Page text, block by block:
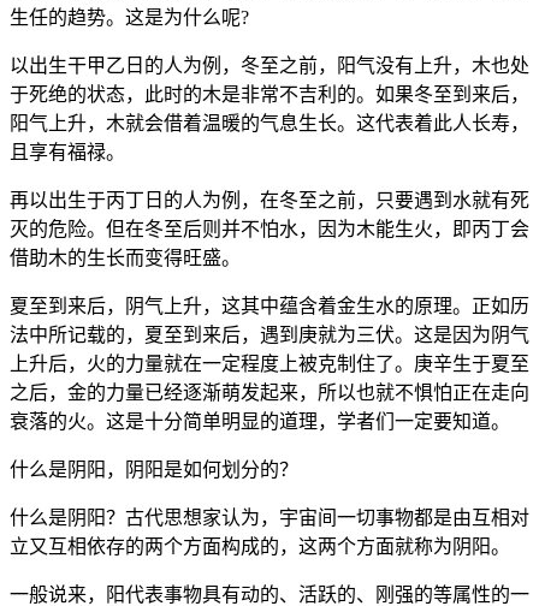
生任的趋势。这是为什么呢?
以出生干甲乙日的人为例，冬至之前，阳气没有上升，木也处
于死绝的状态，此时的木是非常不吉利的。如果冬至到来后，
阳气上升，木就会借着温暖的气息生长。这代表着此人长寿，
且享有福禄。
再以出生于丙丁日的人为例，在冬至之前，只要遇到水就有死
灭的危险。但在冬至后则并不怕水，因为木能生火，即丙丁会
借助木的生长而变得旺盛。
夏至到来后，阴气上升，这其中蕴含着金生水的原理。正如历
法中所记载的，夏至到来后，遇到庚就为三伏。这是因为阴气
上升后，火的力量就在一定程度上被克制住了。庚辛生于夏至
之后，金的力量已经逐渐萌发起来，所以也就不惧怕正在走向
衰落的火。这是十分简单明显的道理，学者们一定要知道。
什么是阴阳，阴阳是如何划分的？
什么是阴阳？古代思想家认为，宇宙间一切事物都是由互相对
立又互相依存的两个方面构成的，这两个方面就称为阴阳。
一般说来，阳代表事物具有动的、活跃的、刚强的等属性的一